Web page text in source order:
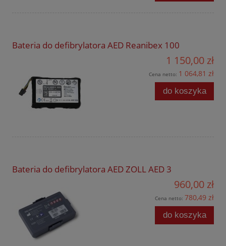
Bateria do defibrylatora AED Reanibex 100
1 150,00 zł
Cena netto: 1 064,81 zł
do koszyka
Bateria do defibrylatora AED ZOLL AED 3
960,00 zł
Cena netto: 780,49 zł
do koszyka